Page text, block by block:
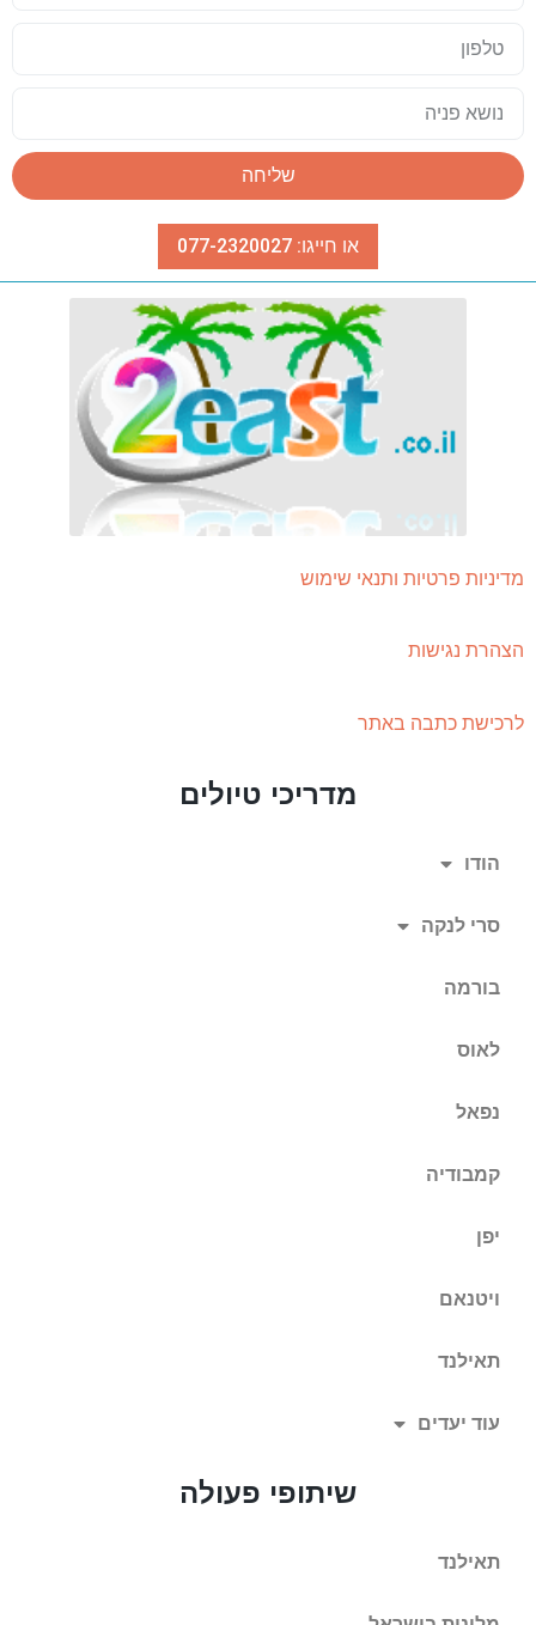
שליחה
או חייגו: 077-2320027
מדיניות פרטיות ותנאי שימוש
הצהרת נגישות
לרכישת כתבה באתר
מדריכי טיולים
הודו
סרי לנקה
בורמה
לאוס
נפאל
קמבודיה
יפן
ויטנאם
תאילנד
עוד יעדים
שיתופי פעולה
תאילנד